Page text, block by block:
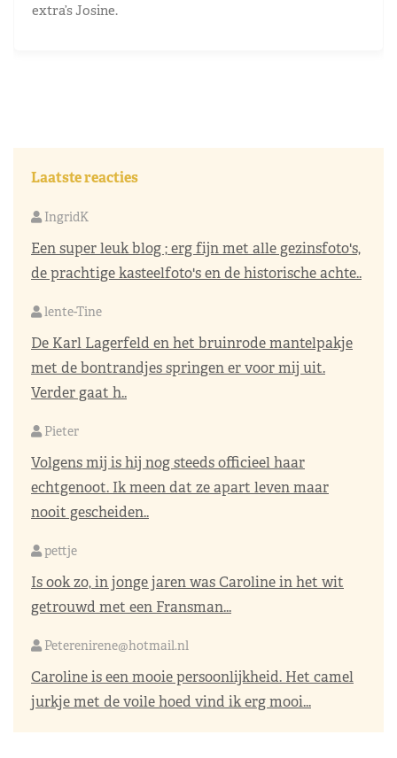
extra’s Josine.
Laatste reacties
IngridK
Een super leuk blog ; erg fijn met alle gezinsfoto's,
de prachtige kasteelfoto's en de historische achte..
lente-Tine
De Karl Lagerfeld en het bruinrode mantelpakje
met de bontrandjes springen er voor mij uit.
Verder gaat h..
Pieter
Volgens mij is hij nog steeds officieel haar
echtgenoot. Ik meen dat ze apart leven maar
nooit gescheiden..
pettje
Is ook zo, in jonge jaren was Caroline in het wit
getrouwd met een Fransman...
Peterenirene@hotmail.nl
Caroline is een mooie persoonlijkheid. Het camel
jurkje met de voile hoed vind ik erg mooi...